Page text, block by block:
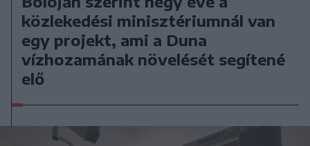
közlekedési minisztériumnál van
egy projekt, ami a Duna
vízhozamának növelését segítené
elő